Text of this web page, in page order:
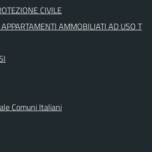
CIVILE
AMMOBILIATI AD USO T
Comuni Italiani